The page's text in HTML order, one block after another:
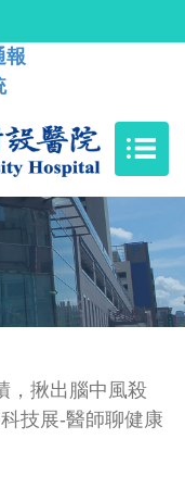
報
，揪出腦中風殺
技展-醫師聊健康